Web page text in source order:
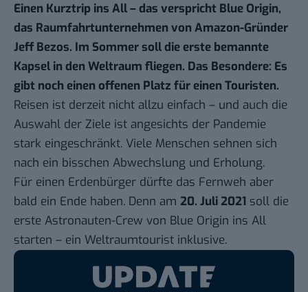
Einen Kurztrip ins All – das verspricht Blue Origin,
das Raumfahrtunternehmen von Amazon-Gründer
Jeff Bezos. Im Sommer soll die erste bemannte
Kapsel in den Weltraum fliegen. Das Besondere: Es
gibt noch einen offenen Platz für einen Touristen.
Reisen ist derzeit nicht allzu einfach – und auch die
Auswahl der Ziele ist angesichts der Pandemie
stark eingeschränkt. Viele Menschen sehnen sich
nach ein bisschen Abwechslung und Erholung.
Für einen Erdenbürger dürfte das Fernweh aber
bald ein Ende haben. Denn am 20. Juli 2021 soll die
erste Astronauten-Crew von Blue Origin ins All
starten – ein Weltraumtourist inklusive.